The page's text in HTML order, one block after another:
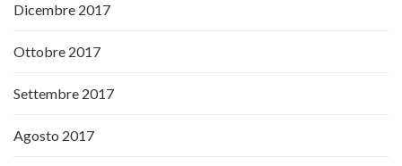
Dicembre 2017
Ottobre 2017
Settembre 2017
Agosto 2017